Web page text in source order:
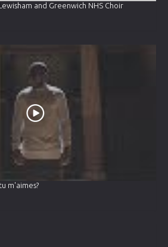
and Greenwich NHS Choir
m'aimes?